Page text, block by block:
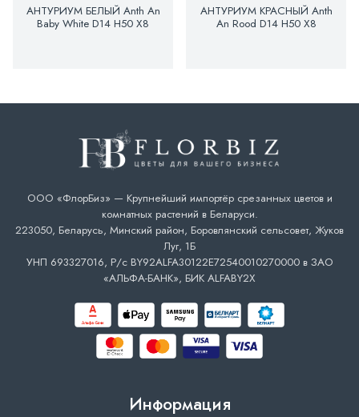
АНТУРИУМ БЕЛЫЙ Anth An
Baby White D14 H50 X8
АНТУРИУМ КРАСНЫЙ Anth
An Rood D14 H50 X8
ООО «ФлорБиз» — Крупнейший импортёр срезанных цветов и
комнатных растений в Беларуси.
223050, Беларусь, Минский район, Боровлянский сельсовет, Жуков
Луг, 1Б
УНП 693327016, Р/с BY92ALFA30122E72540010270000 в ЗАО
«АЛЬФА-БАНК», БИК ALFABY2X
Информация